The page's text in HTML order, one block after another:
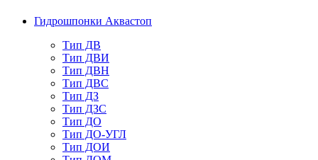
Гидрошпонки Аквастоп
Тип ДВ
Тип ДВИ
Тип ДВН
Тип ДВС
Тип ДЗ
Тип ДЗС
Тип ДО
Тип ДО-УГЛ
Тип ДОИ